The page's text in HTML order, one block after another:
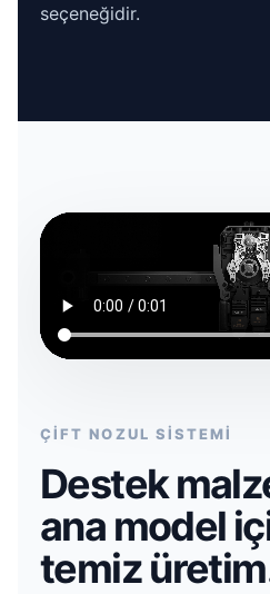
seçeneğidir.
ÇİFT NOZUL SİSTEMİ
Destek
ana model
temiz